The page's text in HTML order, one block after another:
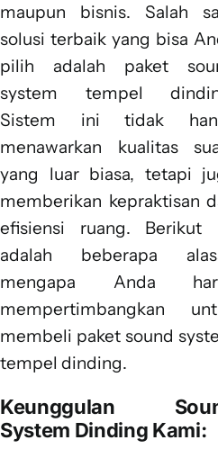
maupun bisnis. Salah
solusi terbaik yang bisa
pilih adalah paket
system tempel
Sistem ini tidak
menawarkan kualitas
yang luar biasa, tetapi
memberikan kepraktisan
efisiensi ruang. Berikut
adalah beberapa
mengapa Anda
mempertimbangkan
membeli paket sound
tempel dinding.
Keunggulan
System Dinding Kami: